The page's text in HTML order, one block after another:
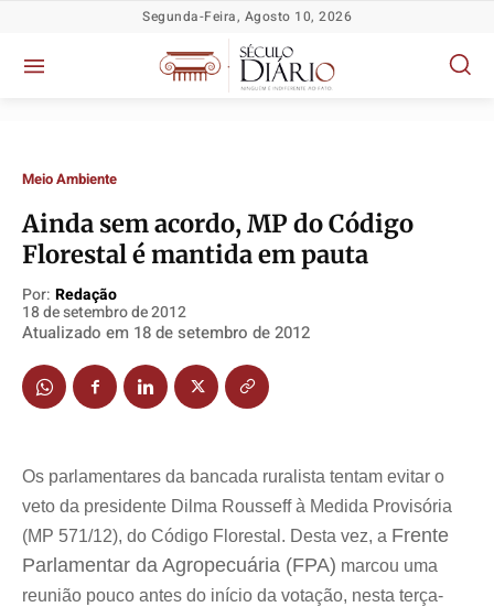
Política
TV Século
Justiça
Educação
Segurança
Saúde
Cidades
Direitos
Política
TV Século
Justiça
Educação
Segurança
Saúde
Cidades
Direitos
Política
TV Século
Justiça
Educação
Segurança
Saúde
Cidades
Direitos
Política
TV Século
Justiça
Educação
Segurança
Saúde
Cidades
Direitos
Segunda-Feira, Agosto 10, 2026
Meio Ambiente
Ainda sem acordo, MP do Código
Florestal é mantida em pauta
Por: Redação
18 de setembro de 2012
Atualizado em 18 de setembro de 2012
Os parlamentares da bancada ruralista tentam evitar o
veto da presidente Dilma Rousseff à Medida Provisória
(MP 571/12), do Código Florestal. Desta vez, a Frente
Parlamentar da Agropecuária (FPA) marcou uma
reunião pouco antes do início da votação, nesta terça-